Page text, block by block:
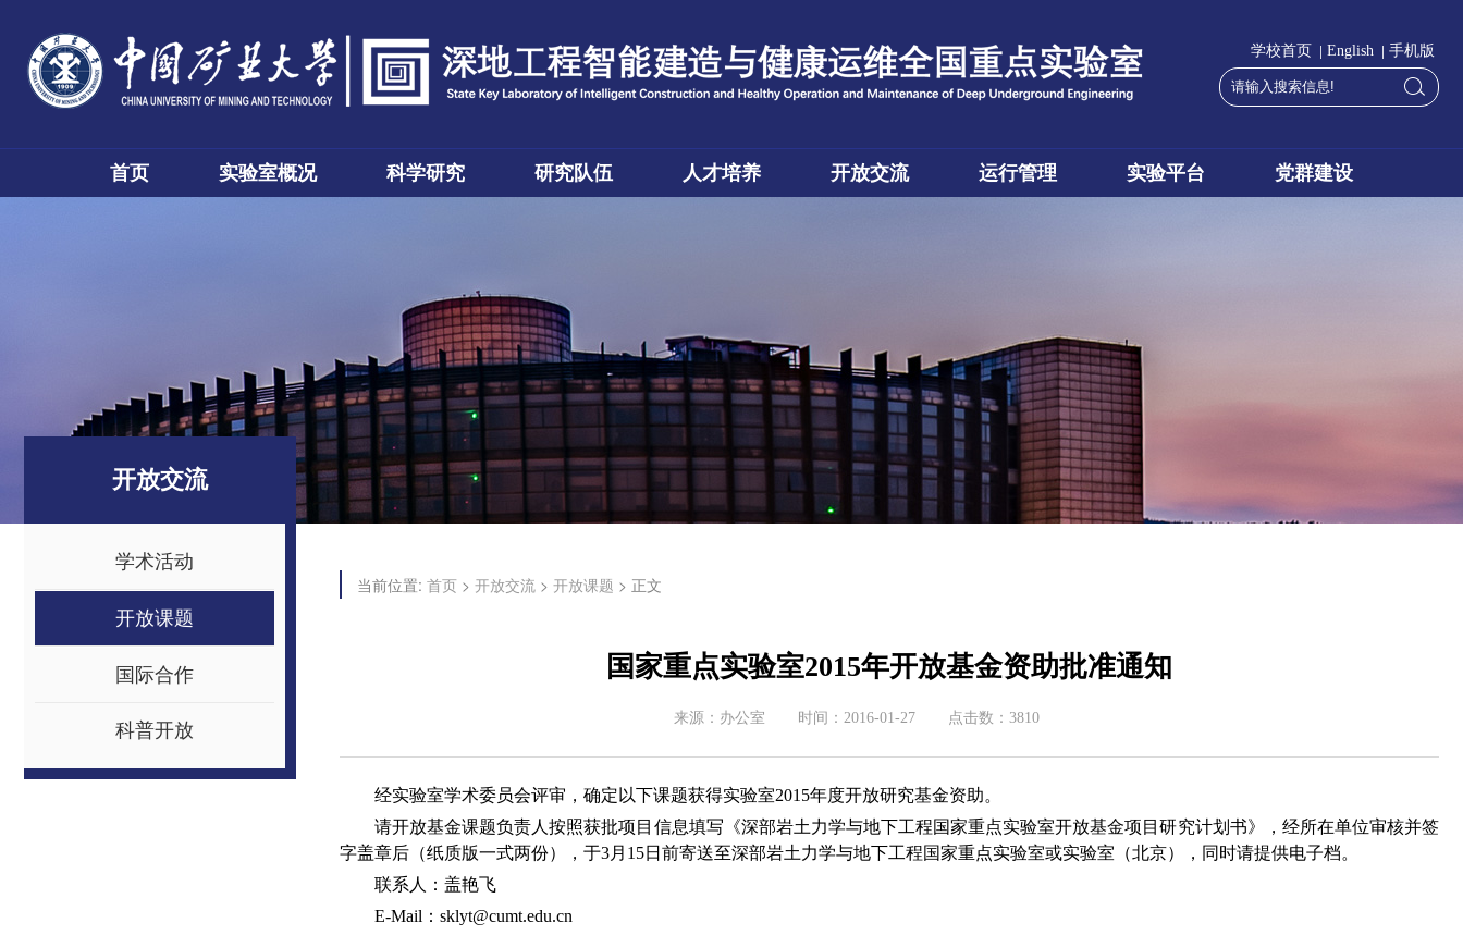
学校首页 | English | 手机版
首页 实验室概况 科学研究 研究队伍 人才培养 开放交流 运行管理 实验平台 党群建设
开放交流
学术活动
开放课题
国际合作
科普开放
当前位置: 首页 > 开放交流 > 开放课题 > 正文
国家重点实验室2015年开放基金资助批准通知
来源： 办公室 时间： 2016-01-27 点击数： 3810
经实验室学术委员会评审，确定以下课题获得实验室2015年度开放研究基金资助。
请开放基金课题负责人按照获批项目信息填写《深部岩土力学与地下工程国家重点实验室开放基金项目研究计划书》，经所在单位审核并签
字盖章后（纸质版一式两份），于3月15日前寄送至深部岩土力学与地下工程国家重点实验室或实验室（北京），同时请提供电子档。
联系人：盖艳飞
E-Mail：sklyt@cumt.edu.cn